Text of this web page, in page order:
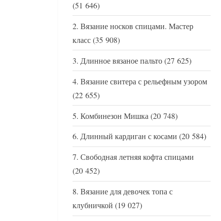
(51 646)
Вязание носков спицами. Мастер
класс(35 908)
Длинное вязаное пальто(27 625)
Вязание свитера с рельефным узором
(22 655)
Комбинезон Мишка(20 748)
Длинный кардиган с косами (20 584)
Свободная летняя кофта спицами
(20 452)
Вязание для девочек топа с
клубничкой (19 027)